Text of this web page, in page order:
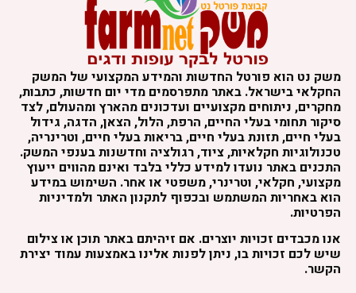
משק נט הוא פורטל החדשות והמידע המקצועי של המשק
החקלאי בישראל. באתר מתפרסמים מדי יום חדשות, כתבות,
מחקרים, ניתוחים מקצועיים ועדכונים מהארץ ומהעולם, לצד
סיקור תחומי בעלי החיים, הרפת, הלול, הצאן, הדגה, גידול
בעלי חיים, תזונת בעלי חיים, בריאות בעלי חיים, וטרינריה,
טכנולוגיות חקלאיות, ציוד, רגולציה וחדשנות בענפי המשק.
התכנים באתר נועדו למידע כללי בלבד ואינם מהווים ייעוץ
מקצועי, חקלאי, וטרינרי, משפטי או אחר. השימוש במידע
הוא באחריות המשתמש ובכפוף לתקנון האתר ולמדיניות
הפרטיות.
אנו מכבדים זכויות יוצרים. אם זיהיתם באתר תוכן או צילום
שיש לכם זכויות בו, ניתן לפנות אלינו באמצעות עמוד יצירת
הקשר.